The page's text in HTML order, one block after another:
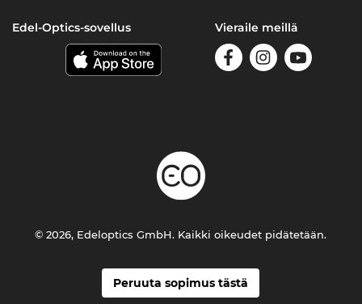
Edel-Optics-sovellus Vieraile meillä
Peruuta sopimus tästä
© 2026, Edeloptics GmbH. Kaikki oikeudet pidätetään.